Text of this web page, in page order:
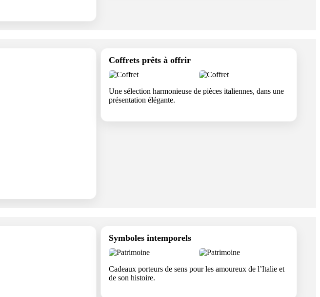
Coffrets prêts à offrir
Une sélection harmonieuse de pièces italiennes, dans une
présentation élégante.
Symboles intemporels
Cadeaux porteurs de sens pour les amoureux de l’Italie et
de son histoire.